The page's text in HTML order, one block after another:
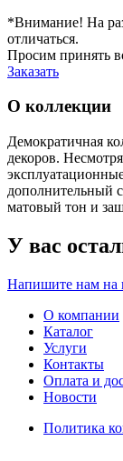
*Внимание! На
отличаться.
Просим принять
Заказать
О коллекции
Демократичная
декоров.
дополнительный
матовый тон и
У вас
Напишите нам на
О компании
Каталог
Услуги
Контакты
Оплата и
Новости
Политика